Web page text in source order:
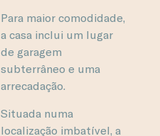
Para maior comodidade,
a casa inclui um lugar
de garagem
subterrâneo e uma
arrecadação.
Situada numa
localização imbatível, a